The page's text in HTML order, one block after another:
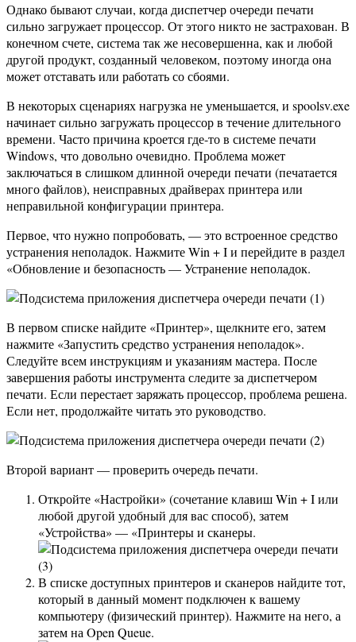
Однако бывают случаи, когда диспетчер очереди печати
сильно загружает процессор. От этого никто не застрахован. В
конечном счете, система так же несовершенна, как и любой
другой продукт, созданный человеком, поэтому иногда она
может отставать или работать со сбоями.
В некоторых сценариях нагрузка не уменьшается, и spoolsv.exe
начинает сильно загружать процессор в течение длительного
времени. Часто причина кроется где-то в системе печати
Windows, что довольно очевидно. Проблема может
заключаться в слишком длинной очереди печати (печатается
много файлов), неисправных драйверах принтера или
неправильной конфигурации принтера.
Первое, что нужно попробовать, — это встроенное средство
устранения неполадок. Нажмите Win + I и перейдите в раздел
«Обновление и безопасность — Устранение неполадок.
В первом списке найдите «Принтер», щелкните его, затем
нажмите «Запустить средство устранения неполадок».
Следуйте всем инструкциям и указаниям мастера. После
завершения работы инструмента следите за диспетчером
печати. Если перестает заряжать процессор, проблема решена.
Если нет, продолжайте читать это руководство.
Второй вариант — проверить очередь печати.
Откройте «Настройки» (сочетание клавиш Win + I или
любой другой удобный для вас способ), затем
«Устройства» — «Принтеры и сканеры.
В списке доступных принтеров и сканеров найдите тот,
который в данный момент подключен к вашему
компьютеру (физический принтер). Нажмите на него, а
затем на Open Queue.